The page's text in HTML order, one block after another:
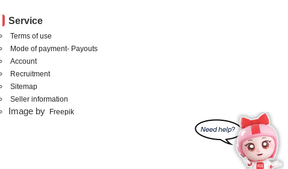
Service
Terms of use
Mode of payment- Payouts
Account
Recruitment
Sitemap
Seller information
Image by Freepik